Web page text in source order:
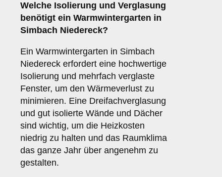
Welche Isolierung und Verglasung
benötigt ein Warmwintergarten in
Simbach Niedereck?
Ein Warmwintergarten in Simbach
Niedereck erfordert eine hochwertige
Isolierung und mehrfach verglaste
Fenster, um den Wärmeverlust zu
minimieren. Eine Dreifachverglasung
und gut isolierte Wände und Dächer
sind wichtig, um die Heizkosten
niedrig zu halten und das Raumklima
das ganze Jahr über angenehm zu
gestalten.